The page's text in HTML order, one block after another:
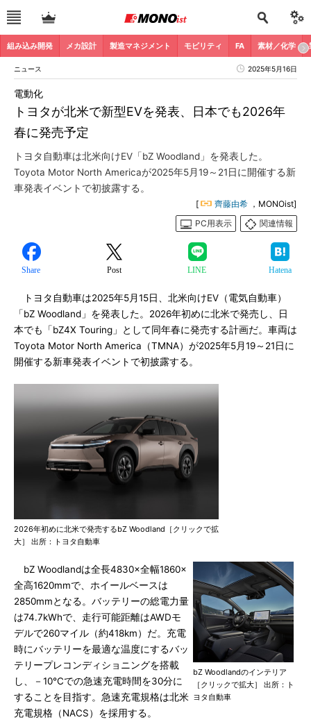
組み込み開発 メカ設計 製造マネジメント モビリティ FA 素材／化学
ニュース 2025年5月16日
トヨタが北米で新型EVを発表、日本でも2026年
春に発売予定
電動化
トヨタ自動車は北米向けEV「bZ Woodland」を発表した。
Toyota Motor North Americaが2025年5月19～21日に開催する新
車発表イベントで初披露する。
[ 齊藤由希 ，MONOist]
PC用表示
関連情報
Share Post LINE Hatena
トヨタ自動車は2025年5月15日、北米向けEV（電気自動車）
「bZ Woodland」を発表した。2026年初めに北米で発売し、日
本でも「bZ4X Touring」として同年春に発売する計画だ。車両は
Toyota Motor North America（TMNA）が2025年5月19～21日に
開催する新車発表イベントで初披露する。
2026年初めに北米で発売するbZ Woodland［クリックで拡
大］ 出所：トヨタ自動車
bZ Woodlandのインテリア
［クリックで拡大］ 出所：ト
ヨタ自動車
bZ Woodlandは全長4830×全幅1860×
全高1620mmで、ホイールベースは
2850mmとなる。バッテリーの総電力量
は74.7kWhで、走行可能距離はAWDモ
デルで260マイル（約418km）だ。充電
時にバッテリーを最適な温度にするバッ
テリープレコンディショニングを搭載
し、－10℃での急速充電時間を30分に
することを目指す。急速充電規格は北米
充電規格（NACS）を採用する。